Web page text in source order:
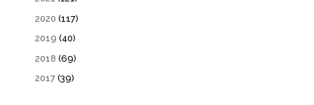
2020 (117)
2019 (40)
2018 (69)
2017 (39)